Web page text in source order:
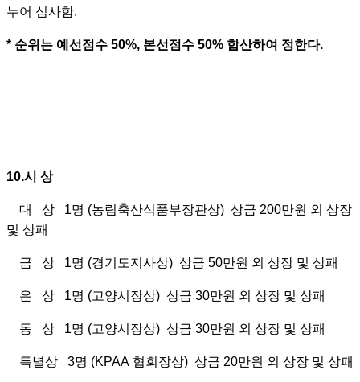
누어 심사함.
* 순위는 예선점수 50%, 본선점수 50% 합산하여 정한다.
10.시 상
대 상 1명 (농림축산식품부장관상) 상금 200만원 외 상장
및 상패
금 상 1명 (경기도지사상) 상금 50만원 외 상장 및 상패
은 상 1명 (고양시장상) 상금 30만원 외 상장 및 상패
동 상 1명 (고양시장상) 상금 30만원 외 상장 및 상패
특별상 3명 (KPAA 협회장상) 상금 20만원 외 상장 및 상패